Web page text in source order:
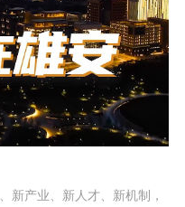
新产业、新人才、新机制，